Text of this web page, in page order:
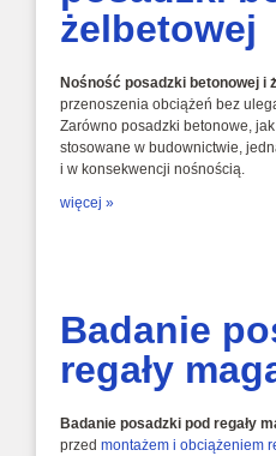
żelbetowej
Nośność posadzki betonowej i
przenoszenia obciążeń bez
Zarówno posadzki betonowe,
stosowane w budownictwie,
i w konsekwencji nośnością.
więcej »
Badanie
regały
Badanie posadzki pod regały
przed montażem i obciążeniem